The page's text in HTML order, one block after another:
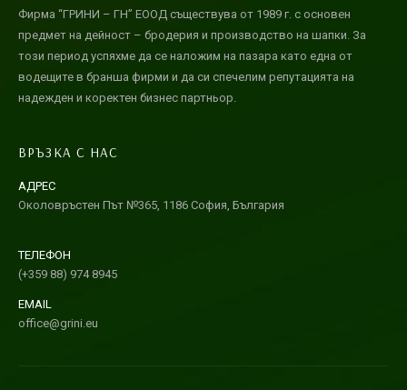
Фирма “ГРИНИ – ГН” ЕООД съществува от 1989 г. с основен
предмет на дейност – бродерия и производство на шапки. За
този период успяхме да се наложим на пазара като една от
водещите в бранша фирми и да си спечелим репутацията на
надежден и коректен бизнес партньор.
ВРЪЗКА С НАС
АДРЕС
Околовръстен Път №365, 1186 София, България
ТЕЛЕФОН
(+359 88) 974 8945
EMAIL
office@grini.eu